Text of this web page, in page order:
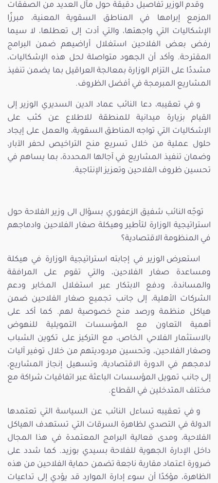
وقدم الوزير تفاصيل دقيقة حول مآل العديد من الصفقات
المزمع إبرامها في المناطق السقوية المعنية، مبرزًا
الإشكاليات التي واجهتها، والتي أدت إلى تعطلها، لا سيما
رفض بعض الفلاحين استغلال أراضيهم ضمن البرامج
المقترحة. وأكد أن الجهود متواصلة لحل هذه الإشكاليات،
مشددًا على التزام الوزارة بمعالجة العراقيل بما يضمن تنفيذ
المشاريع المبرمجة في أفضل الظروف.
و في تعقيبه، دعا النائب عماد الدين السديري الوزير إلى
القيام بزيارة ميدانية للمنطقة للاطلاع عن كثب على
الإشكاليات التي تواجه المناطق السقوية، والعمل على إيجاد
حلول عملية من خلال تسريع منح التراخيص لحفر الآبار،
وضمان تنفيذ المشاريع في آجالها المحددة، بما يساهم في
تحسين ظروف الفلاحين وتعزيز الإنتاجية.
توجّه النائب شفيق الزعفوري بسؤال الى وزير الفلاحة حول
استراتيجية الوزارة لتأطير وهيكلة صغار الفلاحين وادماجهم
في المنظومة الاقتصادية؟
استعرض الوزير في إجابته استراتيجية الوزارة في هيكلة
ومساعدة صغار الفلاحين، والتي تقوم على المرافقة
والمساندة، ودفع الابتكار عبر استغلال المخابر ودعم
الشركات الأهلية، إلى جانب تجميع صغار الفلاحين ضمن
هياكل منظمة ورصد منح خصوصية لهم. كما أكد على
أهمية التعاون مع المؤسسات التمويلية للنهوض
بالاستثمار الفلاحي الخاص، مع التركيز على تكوين الشباب
وصغار الفلاحين، وتحسين مردوديتهم من خلال توفير آليات
لدمجهم في الدورة الاقتصادية، وتسهيل إنجاز المشاريع،
إلى جانب تمويل المؤسسات الباعثة عبر اتفاقيات شراكة مع
مختلف المتدخلين في القطاع.
و في تعقيبه تساءل النائب عن السياسة التي تعتمدها
الدولة في التصدي لظاهرة السرقات التي تستهدف الهياكل
الفلاحية، ومدى فعالية البرامج المعتمدة في هذا المجال
داخل الإدارة الجهوية للفلاحة بسيدي بوزيد. كما شدد على
ضرورة اعتماد مقاربة ناجعة تضمن حماية الفلاحين من هذه
الظاهرة، مؤكدًا أن سوء إدارة الموارد قد يؤدي إلى تداعيات